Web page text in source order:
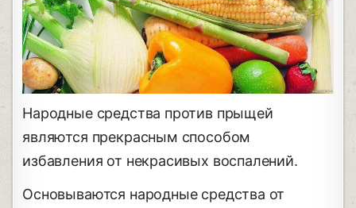
Народные средства против прыщей
являются прекрасным способом
избавления от некрасивых воспалений.
Основываются народные средства от